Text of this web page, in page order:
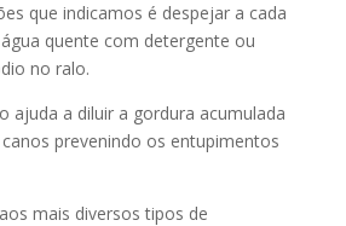
que indicamos é despejar a cada
quente com detergente ou
no ralo.
ajuda a diluir a gordura acumulada
prevenindo os entupimentos
mais diversos tipos de